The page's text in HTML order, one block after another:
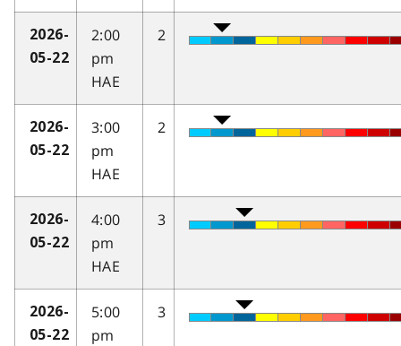
2026-
05-22
2:00
pm
HAE
2
2026-
05-22
3:00
pm
HAE
2
2026-
05-22
4:00
pm
HAE
3
2026-
05-22
5:00
pm
3